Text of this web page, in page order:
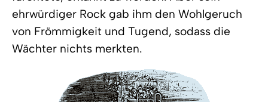
ehrwürdiger Rock gab ihm den Wohlgeruch
von Frömmigkeit und Tugend, sodass die
Wächter nichts merkten.